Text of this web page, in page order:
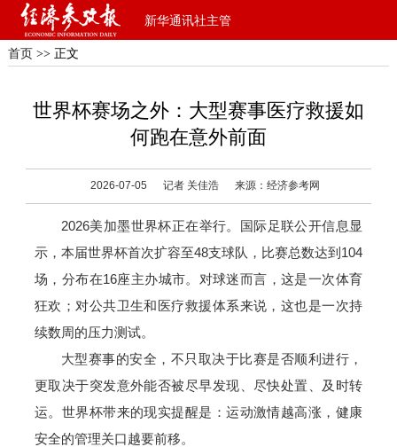
新华通讯社主管
首页 >> 正文
世界杯赛场之外：大型赛事医疗救援如
何跑在意外前面
2026-07-05 记者 关佳浩 来源：经济参考网
2026美加墨世界杯正在举行。国际足联公开信息显
示，本届世界杯首次扩容至48支球队，比赛总数达到104
场，分布在16座主办城市。对球迷而言，这是一次体育
狂欢；对公共卫生和医疗救援体系来说，这也是一次持
续数周的压力测试。
大型赛事的安全，不只取决于比赛是否顺利进行，
更取决于突发意外能否被尽早发现、尽快处置、及时转
运。世界杯带来的现实提醒是：运动激情越高涨，健康
安全的管理关口越要前移。